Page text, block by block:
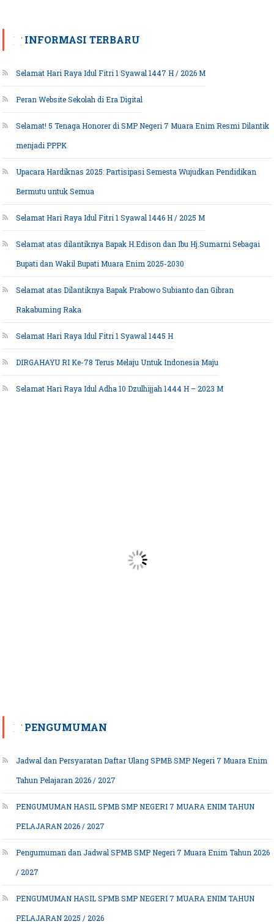
INFORMASI TERBARU
Selamat Hari Raya Idul Fitri 1 Syawal 1447 H / 2026 M
Peran Website Sekolah di Era Digital
Selamat! 5 Tenaga Honorer di SMP Negeri 7 Muara Enim Resmi Dilantik
menjadi PPPK
Upacara Hardiknas 2025: Partisipasi Semesta Wujudkan Pendidikan
Bermutu untuk Semua
Selamat Hari Raya Idul Fitri 1 Syawal 1446 H / 2025 M
Selamat atas dilantiknya Bapak H.Edison dan Ibu Hj.Sumarni Sebagai
Bupati dan Wakil Bupati Muara Enim 2025-2030
Selamat atas Dilantiknya Bapak Prabowo Subianto dan Gibran
Rakabuming Raka
Selamat Hari Raya Idul Fitri 1 Syawal 1445 H
DIRGAHAYU RI Ke-78 Terus Melaju Untuk Indonesia Maju
Selamat Hari Raya Idul Adha 10 Dzulhijjah 1444 H – 2023 M
PENGUMUMAN
Jadwal dan Persyaratan Daftar Ulang SPMB SMP Negeri 7 Muara Enim
Tahun Pelajaran 2026 / 2027
PENGUMUMAN HASIL SPMB SMP NEGERI 7 MUARA ENIM TAHUN
PELAJARAN 2026 / 2027
Pengumuman dan Jadwal SPMB SMP Negeri 7 Muara Enim Tahun 2026
/ 2027
PENGUMUMAN HASIL SPMB SMP NEGERI 7 MUARA ENIM TAHUN
PELAJARAN 2025 / 2026